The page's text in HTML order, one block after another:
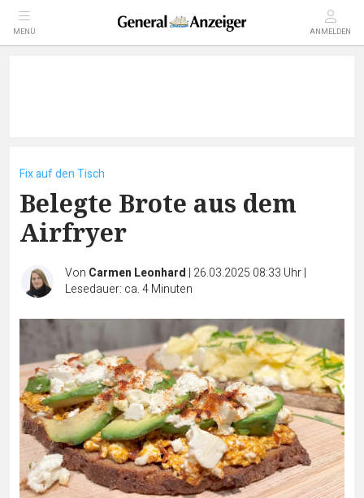
MENÜ ANMELDEN
Fix auf den Tisch
Belegte Brote aus dem
Airfryer
Von Carmen Leonhard | 26.03.2025 08:33 Uhr|
Lesedauer: ca. 4 Minuten